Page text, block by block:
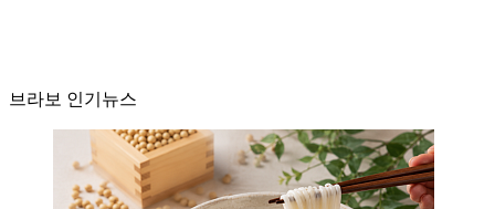
브라보 인기뉴스